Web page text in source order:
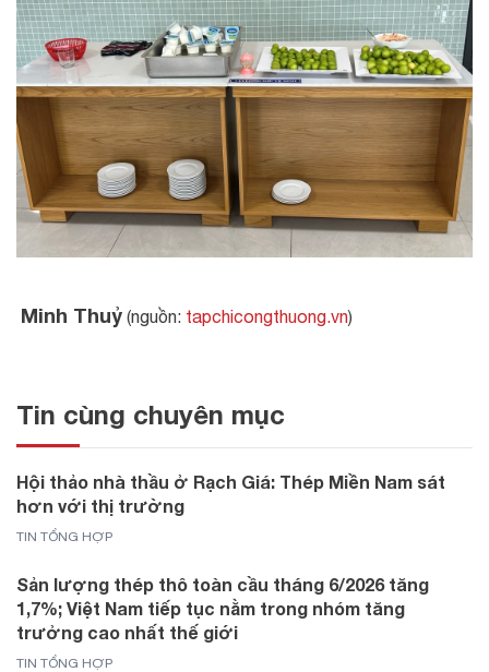
Minh Thuỷ (nguồn: tapchicongthuong.vn)
Tin cùng chuyên mục
Hội thảo nhà thầu ở Rạch Giá: Thép Miền Nam sát
hơn với thị trường
TIN TỔNG HỢP
Sản lượng thép thô toàn cầu tháng 6/2026 tăng
1,7%; Việt Nam tiếp tục nằm trong nhóm tăng
trưởng cao nhất thế giới
TIN TỔNG HỢP